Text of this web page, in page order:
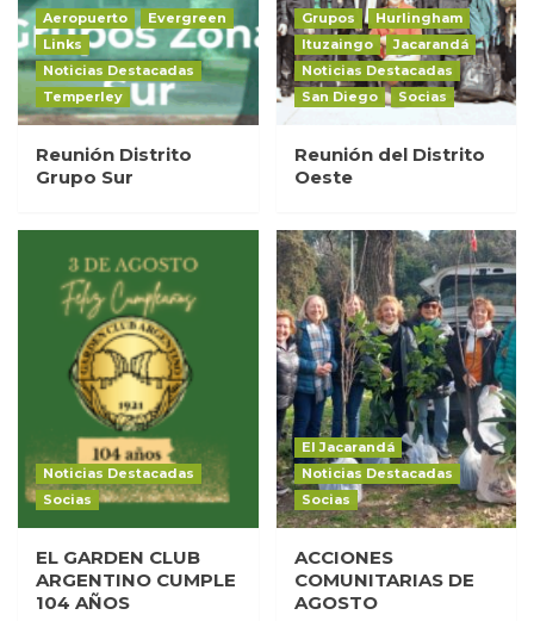
Aeropuerto
Evergreen
Links
Noticias Destacadas
Temperley
Reunión Distrito
Grupo Sur
Grupos
Hurlingham
Ituzaingo
Jacarandá
Noticias Destacadas
San Diego
Socias
Reunión del Distrito
Oeste
Noticias Destacadas
Socias
EL GARDEN CLUB
ARGENTINO CUMPLE
104 AÑOS
El Jacarandá
Noticias Destacadas
Socias
ACCIONES
COMUNITARIAS DE
AGOSTO